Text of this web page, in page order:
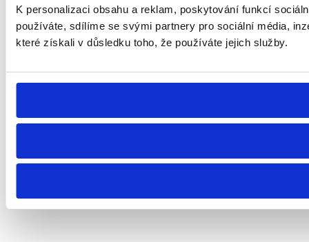
K personalizaci obsahu a reklam, poskytování funkcí
používáte, sdílíme se svými partnery pro sociální média,
které získali v důsledku toho, že používáte jejich služby.